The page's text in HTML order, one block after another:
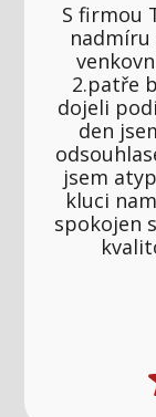
S firmou
nadmíru
2.patře
dojeli
den
jsem
kluci
spokojen